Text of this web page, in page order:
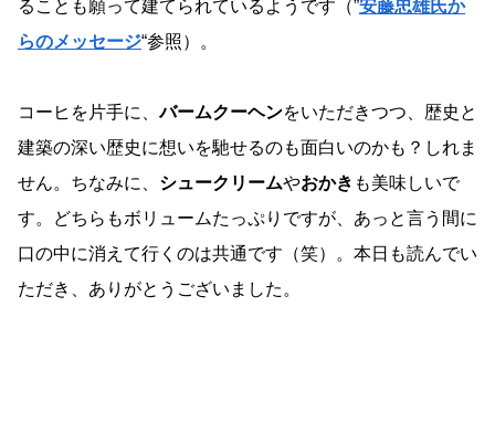
ることも願って建てられているようです（”安藤忠雄氏か
らのメッセージ“参照）。
コーヒを片手に、バームクーヘンをいただきつつ、歴史と
建築の深い歴史に想いを馳せるのも面白いのかも？しれま
せん。ちなみに、 シュークリームやおかき も美味しいで
す。どちらもボリュームたっぷりですが、あっと言う間に
口の中に消えて行くのは共通です（笑）。本日も読んでい
ただき、ありがとうございました。